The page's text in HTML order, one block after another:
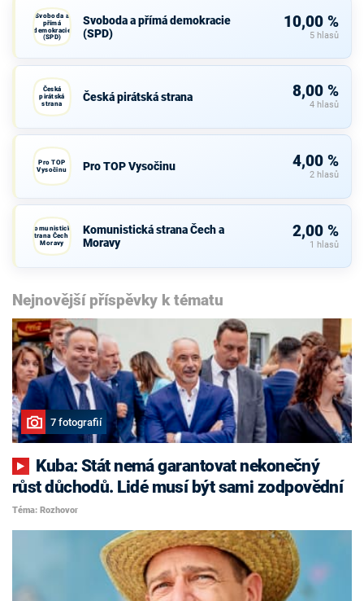
Svoboda a
přímá
demokracie
(SPD)
Svoboda a přímá demokracie
(SPD)
10,00 %
5 hlasů
Česká
pirátská
strana
Česká pirátská strana 8,00 %
4 hlasů
Pro TOP
Vysočinu
Pro TOP Vysočinu 4,00 %
2 hlasů
Komunistická
strana Čech a
Moravy
Komunistická strana Čech a
Moravy
2,00 %
1 hlasů
Nejnovější příspěvky k tématu
7 fotografií
růst důchodů. Lidé musí být sami zodpovědní
Téma: Rozhovor